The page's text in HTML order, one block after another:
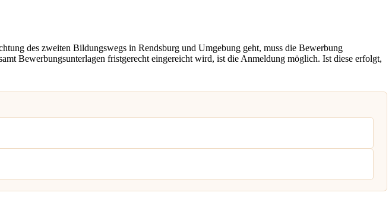
des zweiten Bildungswegs in Rendsburg und Umgebung geht, muss die Bewerbung
Bewerbungsunterlagen fristgerecht eingereicht wird, ist die Anmeldung möglich. Ist diese erfolgt,